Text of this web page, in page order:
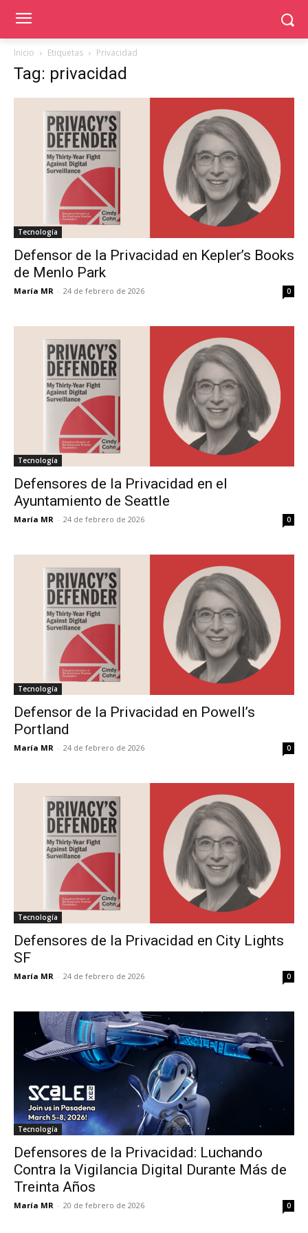
Inicio Etiquetas Privacidad
Tag: privacidad
Tecnología
Defensor de la Privacidad en Kepler’s Books
de Menlo Park
María MR - 24 de febrero de 2026 0
Tecnología
Defensores de la Privacidad en el
Ayuntamiento de Seattle
María MR - 24 de febrero de 2026 0
Tecnología
Defensor de la Privacidad en Powell’s
Portland
María MR - 24 de febrero de 2026 0
Tecnología
Defensores de la Privacidad en City Lights
SF
María MR - 24 de febrero de 2026 0
Tecnología
Defensores de la Privacidad: Luchando
Contra la Vigilancia Digital Durante Más de
Treinta Años
María MR - 20 de febrero de 2026 0